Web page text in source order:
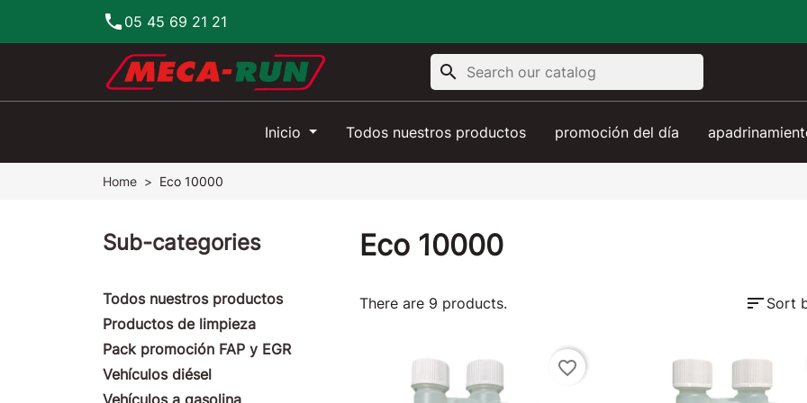
phone 05 45 69 21 21
search
Inicio Todos nuestros productos promoción del día
Home Eco 10000
Sub-categories
Todos nuestros productos
Productos de limpieza
Pack promoción FAP y EGR
Vehículos diésel
Vehículos a gasolina
Eco 10000
There are 9 products. sort Sort
favorite_border